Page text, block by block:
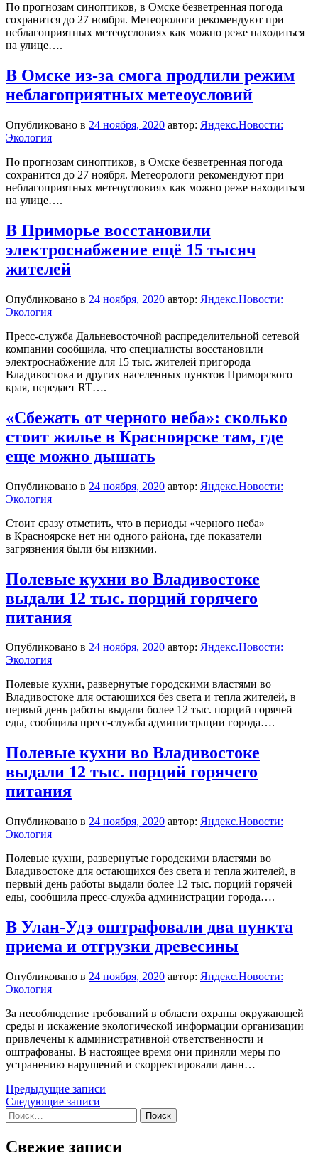
По прогнозам синоптиков, в Омске безветренная погода
сохранится до 27 ноября. Метеорологи рекомендуют при
неблагоприятных метеоусловиях как можно реже находиться
на улице….
В Омске из-за смога продлили режим
неблагоприятных метеоусловий
Опубликовано в 24 ноября, 2020 автор: Яндекс.Новости:
Экология
По прогнозам синоптиков, в Омске безветренная погода
сохранится до 27 ноября. Метеорологи рекомендуют при
неблагоприятных метеоусловиях как можно реже находиться
на улице….
В Приморье восстановили
электроснабжение ещё 15 тысяч
жителей
Опубликовано в 24 ноября, 2020 автор: Яндекс.Новости:
Экология
Пресс-служба Дальневосточной распределительной сетевой
компании сообщила, что специалисты восстановили
электроснабжение для 15 тыс. жителей пригорода
Владивостока и других населенных пунктов Приморского
края, передает RT….
«Сбежать от черного неба»: сколько
стоит жилье в Красноярске там, где
еще можно дышать
Опубликовано в 24 ноября, 2020 автор: Яндекс.Новости:
Экология
Стоит сразу отметить, что в периоды «черного неба»
в Красноярске нет ни одного района, где показатели
загрязнения были бы низкими.
Полевые кухни во Владивостоке
выдали 12 тыс. порций горячего
питания
Опубликовано в 24 ноября, 2020 автор: Яндекс.Новости:
Экология
Полевые кухни, развернутые городскими властями во
Владивостоке для остающихся без света и тепла жителей, в
первый день работы выдали более 12 тыс. порций горячей
еды, сообщила пресс-служба администрации города….
Полевые кухни во Владивостоке
выдали 12 тыс. порций горячего
питания
Опубликовано в 24 ноября, 2020 автор: Яндекс.Новости:
Экология
Полевые кухни, развернутые городскими властями во
Владивостоке для остающихся без света и тепла жителей, в
первый день работы выдали более 12 тыс. порций горячей
еды, сообщила пресс-служба администрации города….
В Улан-Удэ оштрафовали два пункта
приема и отгрузки древесины
Опубликовано в 24 ноября, 2020 автор: Яндекс.Новости:
Экология
За несоблюдение требований в области охраны окружающей
среды и искажение экологической информации организации
привлечены к административной ответственности и
оштрафованы. В настоящее время они приняли меры по
устранению нарушений и скорректировали данн…
Навигация
по
записям
Предыдущие записи
Следующие записи
Найти:
Свежие записи